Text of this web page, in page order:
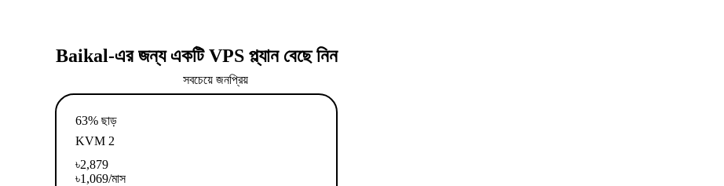
Baikal-এর জন্য একটি VPS প্ল্যান বেছে নিন
সবচেয়ে জনপ্রিয়
63% ছাড়
KVM 2
৳2,879
৳1,069/মাস